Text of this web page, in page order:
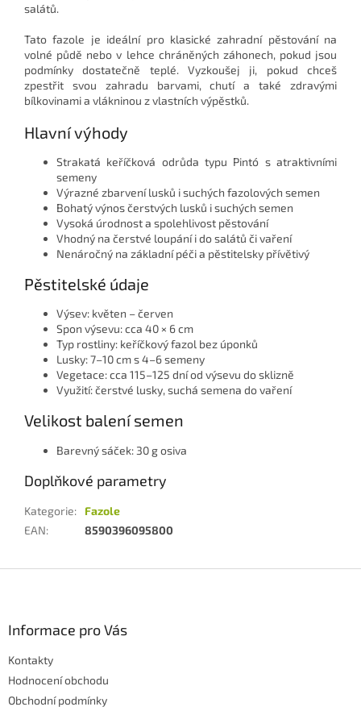
salátů.
Tato fazole je ideální pro klasické zahradní pěstování na
volné půdě nebo v lehce chráněných záhonech, pokud jsou
podmínky dostatečně teplé. Vyzkoušej ji, pokud chceš
zpestřit svou zahradu barvami, chutí a také zdravými
bílkovinami a vlákninou z vlastních výpěstků.
Hlavní výhody
Strakatá keříčková odrůda typu Pintó s atraktivními
semeny
Výrazné zbarvení lusků i suchých fazolových semen
Bohatý výnos čerstvých lusků i suchých semen
Vysoká úrodnost a spolehlivost pěstování
Vhodný na čerstvé loupání i do salátů či vaření
Nenáročný na základní péči a pěstitelsky přívětivý
Pěstitelské údaje
Výsev: květen – červen
Spon výsevu: cca 40 × 6 cm
Typ rostliny: keříčkový fazol bez úponků
Lusky: 7–10 cm s 4–6 semeny
Vegetace: cca 115–125 dní od výsevu do sklizně
Využití: čerstvé lusky, suchá semena do vaření
Velikost balení semen
Barevný sáček: 30 g osiva
Doplňkové parametry
Kategorie:
Fazole
EAN: 8590396095800
Informace pro Vás
Kontakty
Hodnocení obchodu
Obchodní podmínky